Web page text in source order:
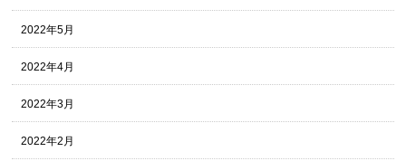
2022年5月
2022年4月
2022年3月
2022年2月